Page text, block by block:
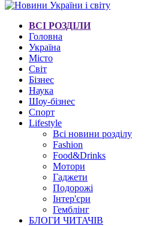
ВСІ РОЗДІЛИ
Головна
Україна
Місто
Світ
Бізнес
Наука
Шоу-бізнес
Спорт
Lifestyle
Всі новини розділу
Fashion
Food&Drinks
Мотори
Гаджети
Подорожі
Інтер'єри
Гемблінг
БЛОГИ ЧИТАЧІВ